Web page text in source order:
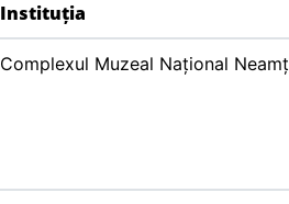
Instituția
Complexul Muzeal Național Neamț